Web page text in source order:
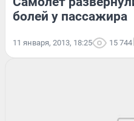
болей у пассажира
11 января, 2013, 18:25 15 744